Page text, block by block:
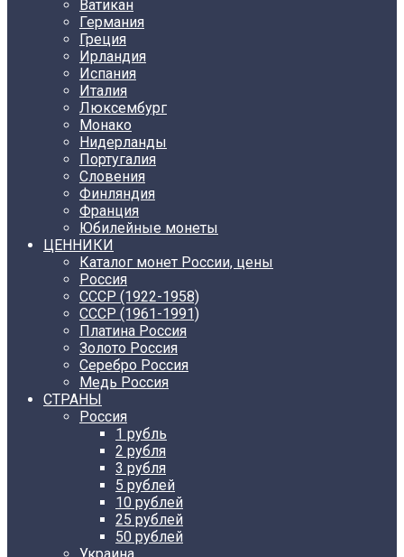
Ватикан
Германия
Греция
Ирландия
Испания
Италия
Люксембург
Монако
Нидерланды
Португалия
Словения
Финляндия
Франция
Юбилейные монеты
ЦЕННИКИ
Каталог монет России, цены
Россия
СССР (1922-1958)
CCCР (1961-1991)
Платина Россия
Золото Россия
Серебро Россия
Медь Россия
СТРАНЫ
Россия
1 рубль
2 рубля
3 рубля
5 рублей
10 рублей
25 рублей
50 рублей